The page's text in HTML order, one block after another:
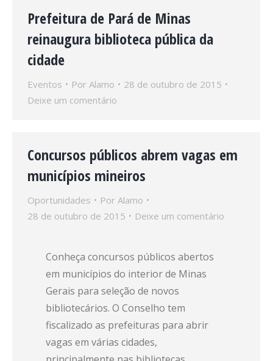
Prefeitura de Pará de Minas
reinaugura biblioteca pública da
cidade
Eventos Por Alamo
28 de outubro de 2015
Deixe um comentário
Concursos públicos abrem vagas em
municípios mineiros
Oportunidades Por Alamo
28 de outubro de 2015
Deixe um comentário
Conheça concursos públicos abertos
em municípios do interior de Minas
Gerais para seleção de novos
bibliotecários. O Conselho tem
fiscalizado as prefeituras para abrir
vagas em várias cidades,